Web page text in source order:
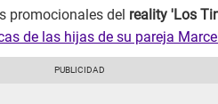
promocionales del reality 'Los
de las hijas de su pareja